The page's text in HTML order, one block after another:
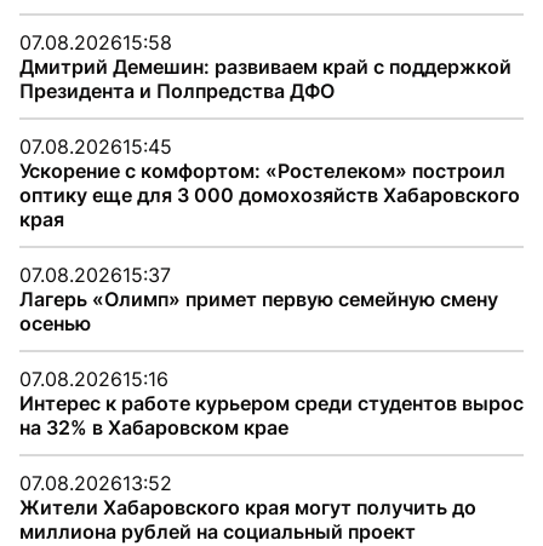
07.08.202615:58
Дмитрий Демешин: развиваем край с поддержкой
Президента и Полпредства ДФО
07.08.202615:45
Ускорение с комфортом: «Ростелеком» построил
оптику еще для 3 000 домохозяйств Хабаровского
края
07.08.202615:37
Лагерь «Олимп» примет первую семейную смену
осенью
07.08.202615:16
Интерес к работе курьером среди студентов вырос
на 32% в Хабаровском крае
07.08.202613:52
Жители Хабаровского края могут получить до
миллиона рублей на социальный проект